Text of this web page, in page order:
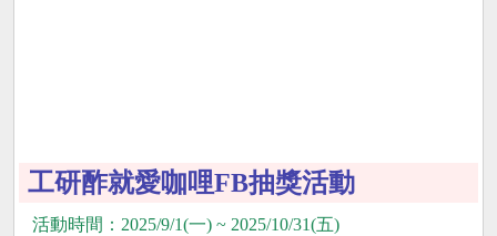
工研酢就愛咖哩FB抽獎活動
活動時間：2025/9/1(一) ~ 2025/10/31(五)